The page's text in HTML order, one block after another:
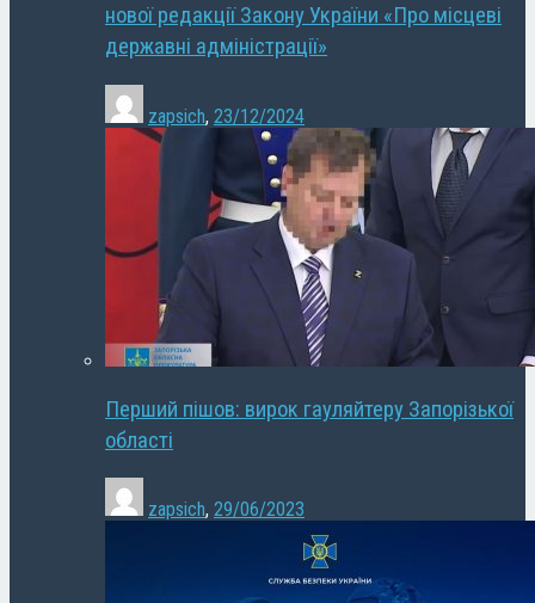
нової редакції Закону України «Про місцеві
державні адміністрації»
zapsich, 23/12/2024
Перший пішов: вирок гауляйтеру Запорізької
області
zapsich, 29/06/2023